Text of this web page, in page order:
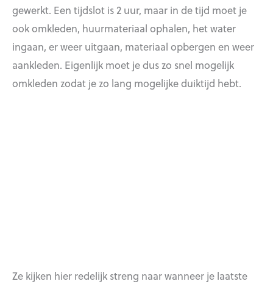
gewerkt. Een tijdslot is 2 uur, maar in de tijd moet je
ook omkleden, huurmateriaal ophalen, het water
ingaan, er weer uitgaan, materiaal opbergen en weer
aankleden. Eigenlijk moet je dus zo snel mogelijk
omkleden zodat je zo lang mogelijke duiktijd hebt.
Ze kijken hier redelijk streng naar wanneer je laatste